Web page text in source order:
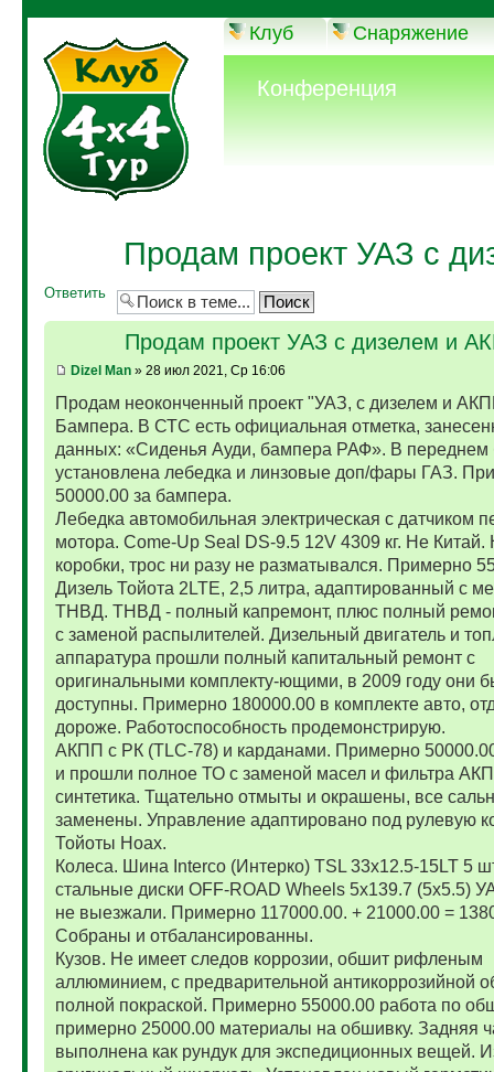
Клуб Снаряжение
Конференция
Продам проект УАЗ с
Ответить
Продам проект УАЗ с дизелем и
Dizel Man» 28 июл 2021, Ср 16:06
Продам неоконченный проект "УАЗ, с дизелем и
Бампера. В СТС есть официальная отметка,
данных: «Сиденья Ауди, бампера РАФ». В переднем
установлена лебедка и линзовые доп/фары ГАЗ.
50000.00 за бампера.
Лебедка автомобильная электрическая с датчиком
мотора. Come-Up Seal DS-9.5 12V 4309 кг. Не Китай.
коробки, трос ни разу не разматывался. Примерно
Дизель Тойота 2LTE, 2,5 литра, адаптированный с
ТНВД. ТНВД - полный капремонт, плюс полный
с заменой распылителей. Дизельный двигатель и
аппаратура прошли полный капитальный ремонт с
оригинальными комплекту-ющими, в 2009 году они
доступны. Примерно 180000.00 в комплекте авто,
дороже. Работоспособность продемонстрирую.
АКПП с РК (TLC-78) и карданами. Примерно
и прошли полное ТО с заменой масел и фильтра
синтетика. Тщательно отмыты и окрашены, все
заменены. Управление адаптировано под рулевую
Тойоты Ноах.
Колеса. Шина Interco (Интерко) TSL 33x12.5-15LT 5
стальные диски OFF-ROAD Wheels 5x139.7 (5x5.5)
не выезжали. Примерно 117000.00. + 21000.00 =
Собраны и отбалансированны.
Кузов. Не имеет следов коррозии, обшит рифленым
аллюминием, с предварительной антикоррозийной
полной покраской. Примерно 55000.00 работа по
примерно 25000.00 материалы на обшивку. Задняя
выполнена как рундук для экспедиционных вещей.